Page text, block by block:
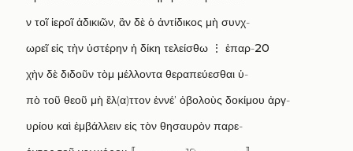
ν τοῖ ἱεροῖ ἀδικιῶν, ἂν δὲ ὁ ἀντίδικος μὴ συνχ-
ωρεῖ εἰς τὴν ὑστέρην ἡ δίκη τελείσθω⋮ ἐπαρ-20
χὴν δὲ διδοῦν τὸμ μέλλοντα θεραπεύεσθαι ὑ-
πὸ τοῦ θεοῦ μὴ ἔλ(α)ττον ἐννέ’ ὀβολοὺς δοκίμου ἀργ-
υρίου καὶ ἐμβάλλειν εἰς τὸν θησαυρὸν παρε-